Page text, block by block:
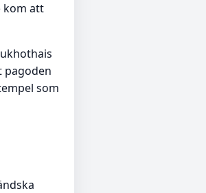
kom att
pagoden
som